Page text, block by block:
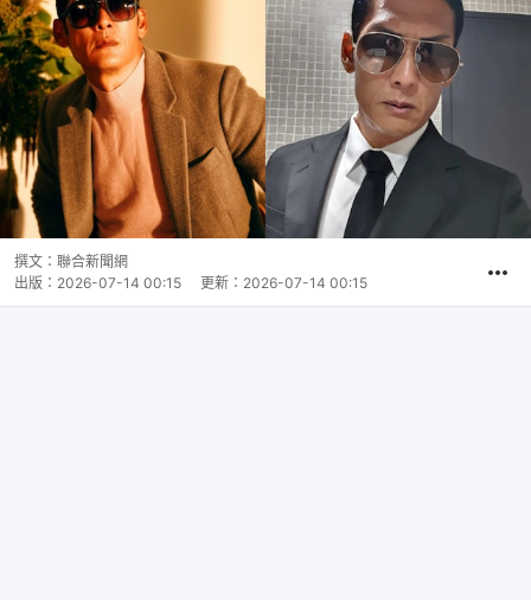
撰文： 聯合新聞網
出版： 2026-07-14 00:15 更新： 2026-07-14 00:15